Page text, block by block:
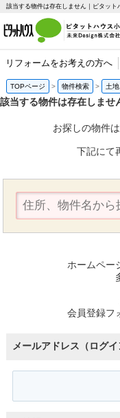
該当する物件は存在しません｜ピタッ
リフォームをお考えの方へ
TOPページ 物件検索 土
該当する物件は存在しませ
お探しの物件
下記にて
ホームペー
会員登録フ
メールアドレス（ログイ